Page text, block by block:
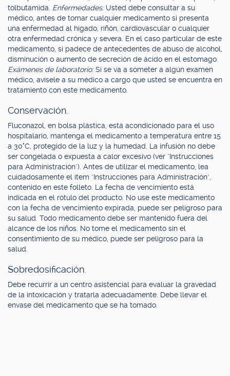
tolbutamida. Enfermedades: Usted debe consultar a su
médico, antes de tomar cualquier medicamento si presenta
una enfermedad al hígado, riñón, cardiovascular o cualquier
otra enfermedad crónica y severa. En el caso particular de este
medicamento, si padece de antecedentes de abuso de alcohol,
disminución o aumento de secreción de ácido en el estomago.
Exámenes de laboratorio:Si se va a someter a algún examen
médico, avísele a su médico a cargo que usted se encuentra en
tratamiento con este medicamento.
Conservación.
Fluconazol, en bolsa plástica, está acondicionado para el uso
hospitalario, mantenga el medicamento a temperatura entre 15
a 30°C, protegido de la luz y la humedad. La infusión no debe
ser congelada o expuesta a calor excesivo (ver "Instrucciones
para Administración"). Antes de utilizar el medicamento, lea
cuidadosamente el ítem "Instrucciones para Administración",
contenido en este folleto. La fecha de vencimiento está
indicada en el rótulo del producto. No use este medicamento
con la fecha de vencimiento expirada, puede ser peligroso para
su salud. Todo medicamento debe ser mantenido fuera del
alcance de los niños. No tome el medicamento sin el
consentimiento de su médico, puede ser peligroso para la
salud.
Sobredosificación.
Debe recurrir a un centro asistencial para evaluar la gravedad
de la intoxicación y tratarla adecuadamente. Debe llevar el
envase del medicamento que se ha tomado.